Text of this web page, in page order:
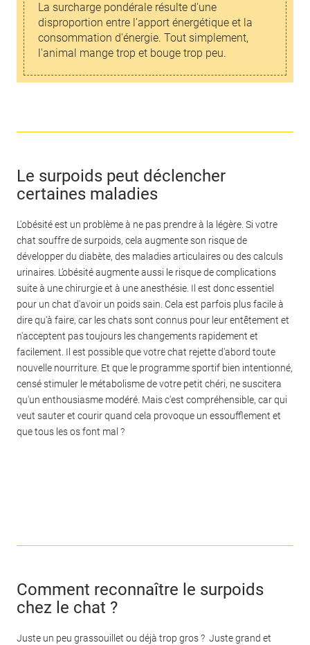
La surcharge pondérale résulte d'une
disproportion entre l'apport énergétique et la
consommation d'énergie. Tout simplement,
l'animal mange trop et bouge trop peu.
Le surpoids peut déclencher
certaines maladies
L'obésité est un problème à ne pas prendre à la légère. Si votre
chat souffre de surpoids, cela augmente son risque de
développer du diabète, des maladies articulaires ou des calculs
urinaires. L’obésité augmente aussi le risque de complications
suite à une chirurgie et à une anesthésie. Il est donc essentiel
pour un chat d'avoir un poids sain. Cela est parfois plus facile à
dire qu'à faire, car les chats sont connus pour leur entêtement et
n'acceptent pas toujours les changements rapidement et
facilement. Il est possible que votre chat rejette d'abord toute
nouvelle nourriture. Et que le programme sportif bien intentionné,
censé stimuler le métabolisme de votre petit chéri, ne suscitera
qu'un enthousiasme modéré. Mais c'est compréhensible, car qui
veut sauter et courir quand cela provoque un essoufflement et
que tous les os font mal ?
Comment reconnaître le surpoids
chez le chat ?
Juste un peu grassouillet ou déjà trop gros ? Juste grand et